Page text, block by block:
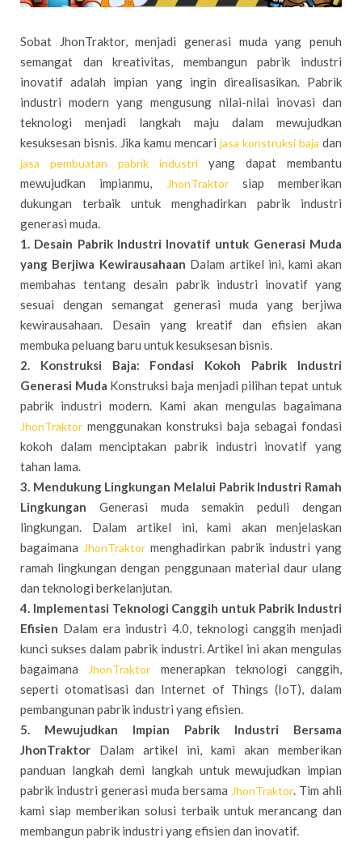
Sobat JhonTraktor, menjadi generasi muda yang penuh
semangat dan kreativitas, membangun pabrik industri
inovatif adalah impian yang ingin direalisasikan. Pabrik
industri modern yang mengusung nilai-nilai inovasi dan
teknologi menjadi langkah maju dalam mewujudkan
kesuksesan bisnis. Jika kamu mencari jasa konstruksi baja dan
jasa pembuatan pabrik industri yang dapat membantu
mewujudkan impianmu,
JhonTraktorsiap memberikan
dukungan terbaik untuk menghadirkan pabrik industri
generasi muda.
1. Desain Pabrik Industri Inovatif untuk Generasi Muda
yang Berjiwa Kewirausahaan Dalam artikel ini, kami akan
membahas tentang desain pabrik industri inovatif yang
sesuai dengan semangat generasi muda yang berjiwa
kewirausahaan. Desain yang kreatif dan efisien akan
membuka peluang baru untuk kesuksesan bisnis.
2. Konstruksi Baja: Fondasi Kokoh Pabrik Industri
Generasi Muda Konstruksi baja menjadi pilihan tepat untuk
pabrik industri modern. Kami akan mengulas bagaimana
JhonTraktor menggunakan konstruksi baja sebagai fondasi
kokoh dalam menciptakan pabrik industri inovatif yang
tahan lama.
3. Mendukung Lingkungan Melalui Pabrik Industri Ramah
Lingkungan Generasi muda semakin peduli dengan
lingkungan. Dalam artikel ini, kami akan menjelaskan
bagaimana JhonTraktor menghadirkan pabrik industri yang
ramah lingkungan dengan penggunaan material daur ulang
dan teknologi berkelanjutan.
4. Implementasi Teknologi Canggih untuk Pabrik Industri
Efisien Dalam era industri 4.0, teknologi canggih menjadi
kunci sukses dalam pabrik industri. Artikel ini akan mengulas
bagaimana
JhonTraktor menerapkan teknologi canggih,
seperti otomatisasi dan Internet of Things (IoT), dalam
pembangunan pabrik industri yang efisien.
5. Mewujudkan Impian Pabrik Industri Bersama
JhonTraktor Dalam artikel ini, kami akan memberikan
panduan langkah demi langkah untuk mewujudkan impian
pabrik industri generasi muda bersama JhonTraktor. Tim ahli
kami siap memberikan solusi terbaik untuk merancang dan
membangun pabrik industri yang efisien dan inovatif.